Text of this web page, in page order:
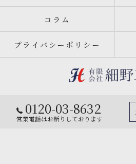
0120-03-8632
営業電話はお断りしております
コラム
プライバシーポリシー
© 2026 宮城県仙台市のエアコン工事なら
RESERVED.